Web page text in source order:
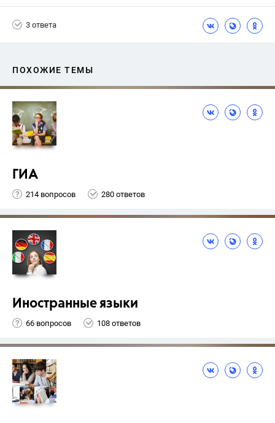
3 ответа
ПОХОЖИЕ ТЕМЫ
ГИА
214 вопросов 280 ответов
Иностранные языки
66 вопросов 108 ответов